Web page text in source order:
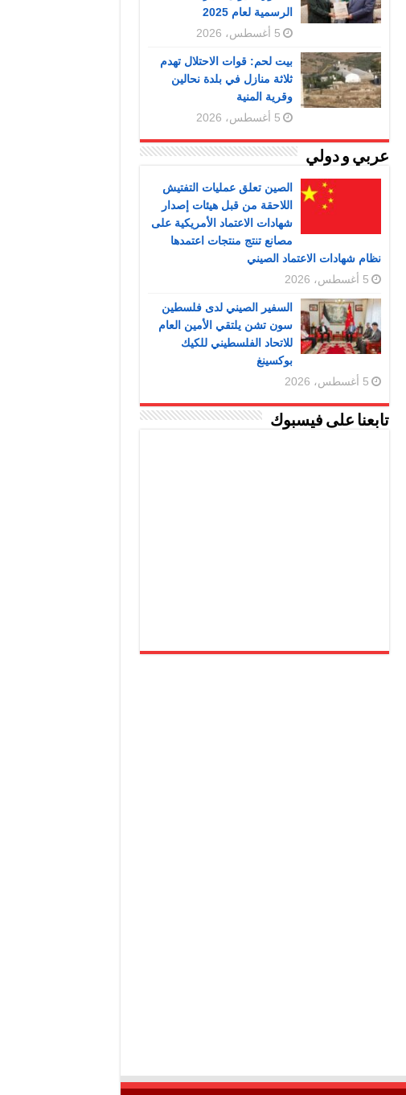
الرسمية لعام 2025
5 أغسطس، 2026
بيت لحم: قوات الاحتلال تهدم
ثلاثة منازل في بلدة نحالين
وقرية المنية
5 أغسطس، 2026
عربي و دولي
الصين تعلق عمليات التفتيش
اللاحقة من قبل هيئات إصدار
شهادات الاعتماد الأمريكية على
مصانع تنتج منتجات اعتمدها
نظام شهادات الاعتماد الصيني
5 أغسطس، 2026
السفير الصيني لدى فلسطين
سون تشن يلتقي الأمين العام
للاتحاد الفلسطيني للكيك
بوكسينغ
5 أغسطس، 2026
تابعنا على فيسبوك